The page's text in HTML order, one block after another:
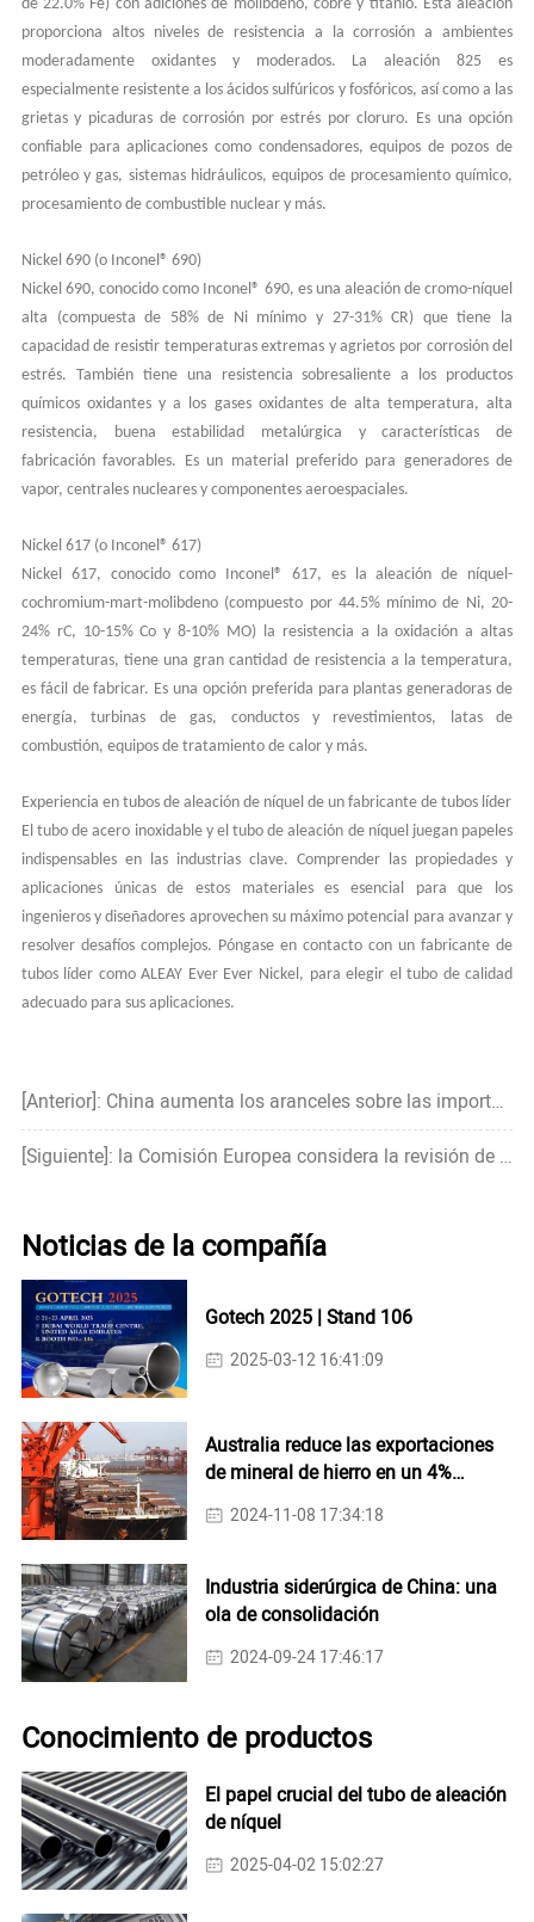
de 22.0% Fe) con adiciones de molibdeno, cobre y titanio. Esta aleación
proporciona altos niveles de resistencia a la corrosión a ambientes
moderadamente oxidantes y moderados. La aleación 825 es
especialmente resistente a los ácidos sulfúricos y fosfóricos, así como a las
grietas y picaduras de corrosión por estrés por cloruro. Es una opción
confiable para aplicaciones como condensadores, equipos de pozos de
petróleo y gas, sistemas hidráulicos, equipos de procesamiento químico,
procesamiento de combustible nuclear y más.
Nickel 690 (o Inconel® 690)
Nickel 690, conocido como Inconel® 690, es una aleación de cromo-níquel
alta (compuesta de 58% de Ni mínimo y 27-31% CR) que tiene la
capacidad de resistir temperaturas extremas y agrietos por corrosión del
estrés. También tiene una resistencia sobresaliente a los productos
químicos oxidantes y a los gases oxidantes de alta temperatura, alta
resistencia, buena estabilidad metalúrgica y características de
fabricación favorables. Es un material preferido para generadores de
vapor, centrales nucleares y componentes aeroespaciales.
Nickel 617 (o Inconel® 617)
Nickel 617, conocido como Inconel® 617, es la aleación de níquel-
cochromium-mart-molibdeno (compuesto por 44.5% mínimo de Ni, 20-
24% rC, 10-15% Co y 8-10% MO) la resistencia a la oxidación a altas
temperaturas, tiene una gran cantidad de resistencia a la temperatura,
es fácil de fabricar. Es una opción preferida para plantas generadoras de
energía, turbinas de gas, conductos y revestimientos, latas de
combustión, equipos de tratamiento de calor y más.
Experiencia en tubos de aleación de níquel de un fabricante de tubos líder
El tubo de acero inoxidable y el tubo de aleación de níquel juegan papeles
indispensables en las industrias clave. Comprender las propiedades y
aplicaciones únicas de estos materiales es esencial para que los
ingenieros y diseñadores aprovechen su máximo potencial para avanzar y
resolver desafíos complejos. Póngase en contacto con un fabricante de
tubos líder como ALEAY Ever Ever Nickel, para elegir el tubo de calidad
adecuado para sus aplicaciones.
[Anterior]: China aumenta los aranceles sobre las importaciones de EE. UU. A 84%
[Siguiente]: la Comisión Europea considera la revisión de la legislación energética de la UE
Noticias de la compañía
Gotech 2025 | Stand 106
2025-03-12 16:41:09
Australia reduce las exportaciones
de mineral de hierro en un 4%
interanual en octubre
2024-11-08 17:34:18
Industria siderúrgica de China: una
ola de consolidación
2024-09-24 17:46:17
Conocimiento de productos
El papel crucial del tubo de aleación
de níquel
2025-04-02 15:02:27